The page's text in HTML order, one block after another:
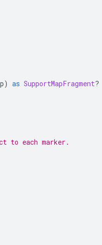
) as SupportMapFragment?
to each marker.